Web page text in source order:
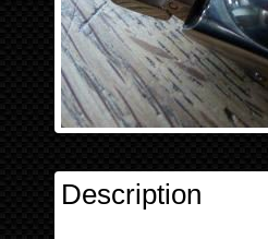
Description